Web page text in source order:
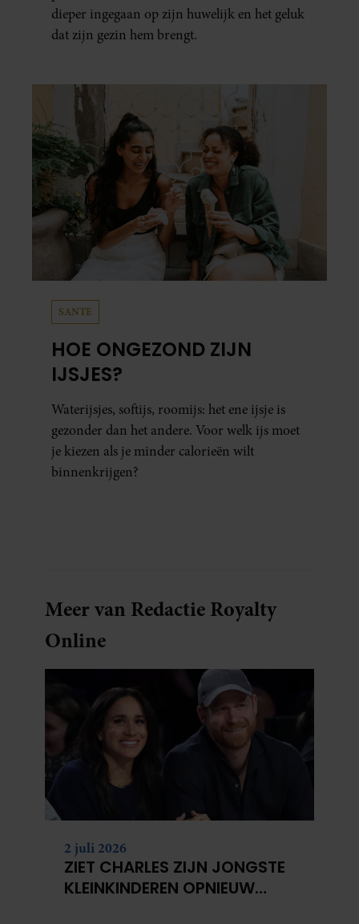
dieper ingegaan op zijn huwelijk en het geluk
dat zijn gezin hem brengt.
SANTE
HOE ONGEZOND ZIJN
IJSJES?
Waterijsjes, softijs, roomijs: het ene ijsje is
gezonder dan het andere. Voor welk ijs moet
je kiezen als je minder calorieën wilt
binnenkrijgen?
Meer van Redactie Royalty
Online
2 juli 2026
ZIET CHARLES ZIJN JONGSTE
KLEINKINDEREN OPNIEUW